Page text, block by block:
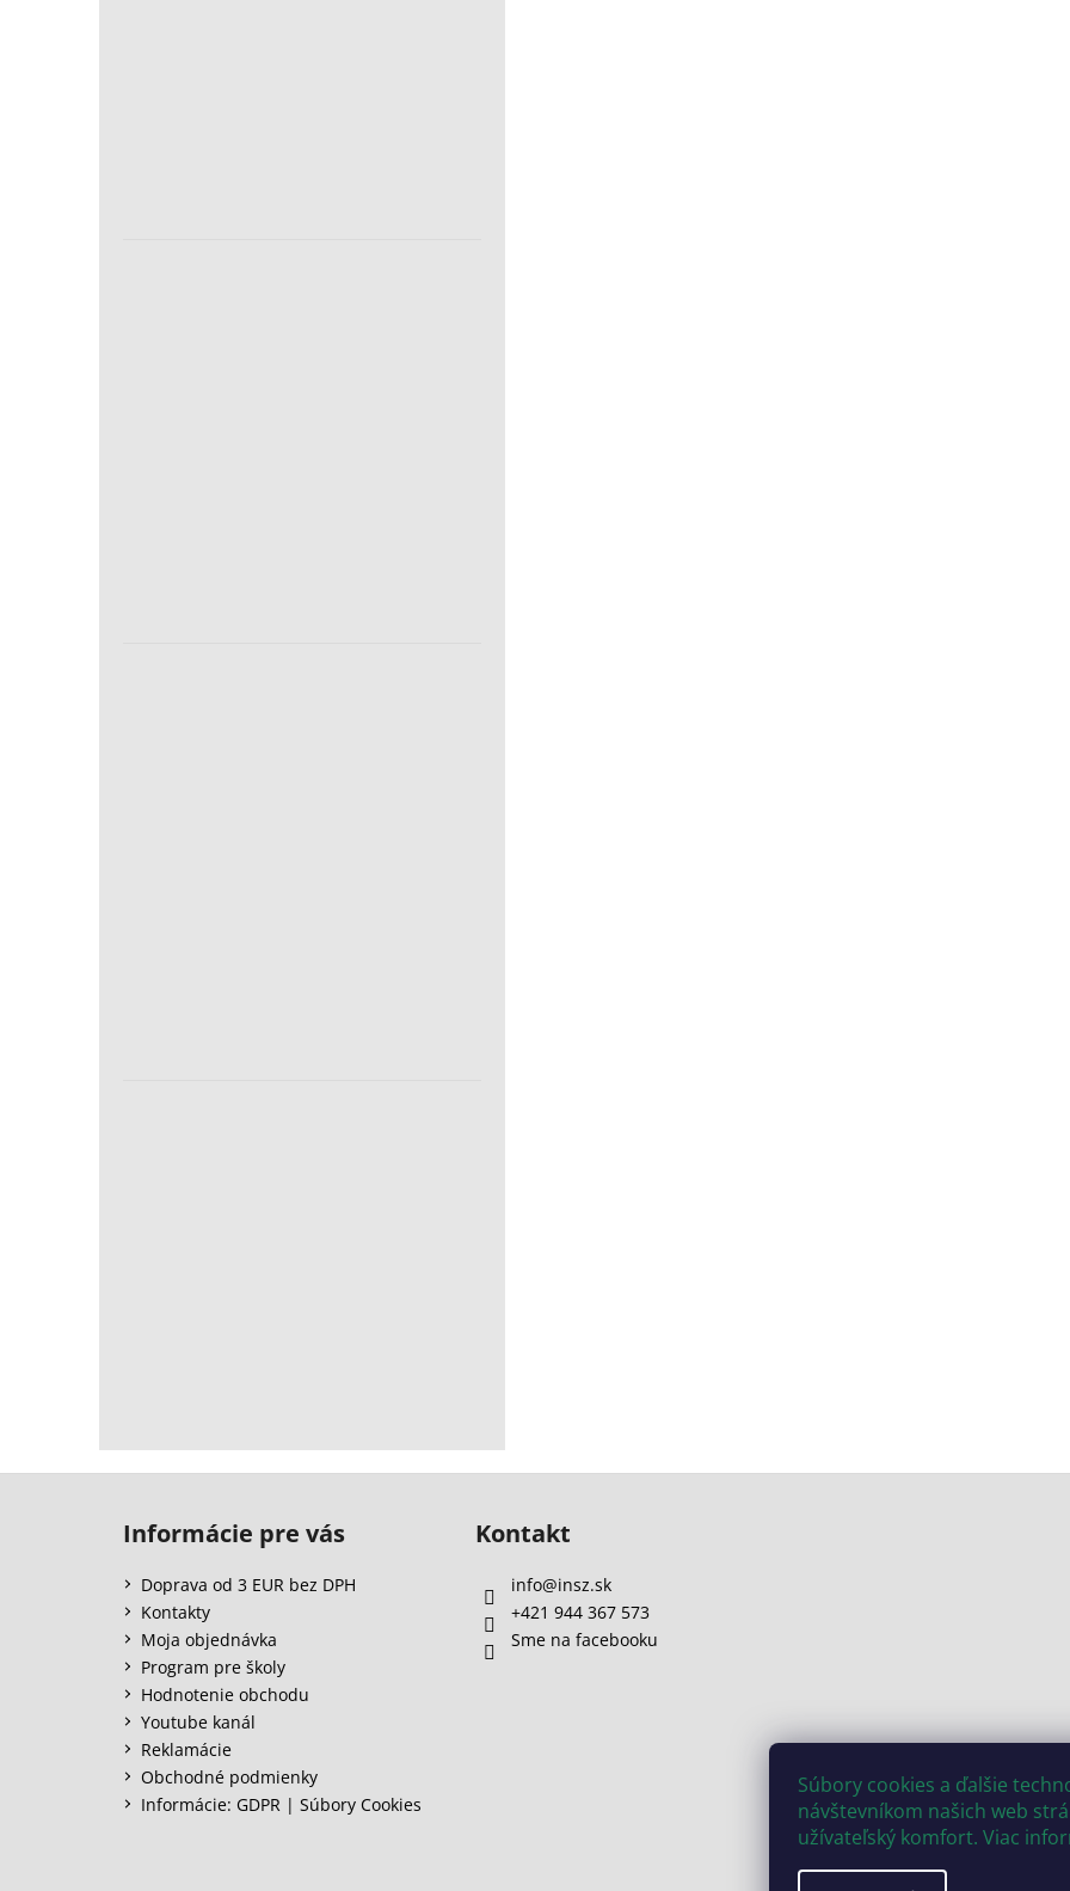
Súbory cookies a ďalšie
návštevníkom našich web
užívateľský komfort. Viac
Informácie pre vás
Doprava od 3 EUR bez DPH
Kontakty
Moja objednávka
Program pre školy
Hodnotenie obchodu
Youtube kanál
Reklamácie
Obchodné podmienky
Informácie: GDPR | Súbory Cookies
Kontakt
info@insz.sk
+421 944 367 573
Sme na facebooku